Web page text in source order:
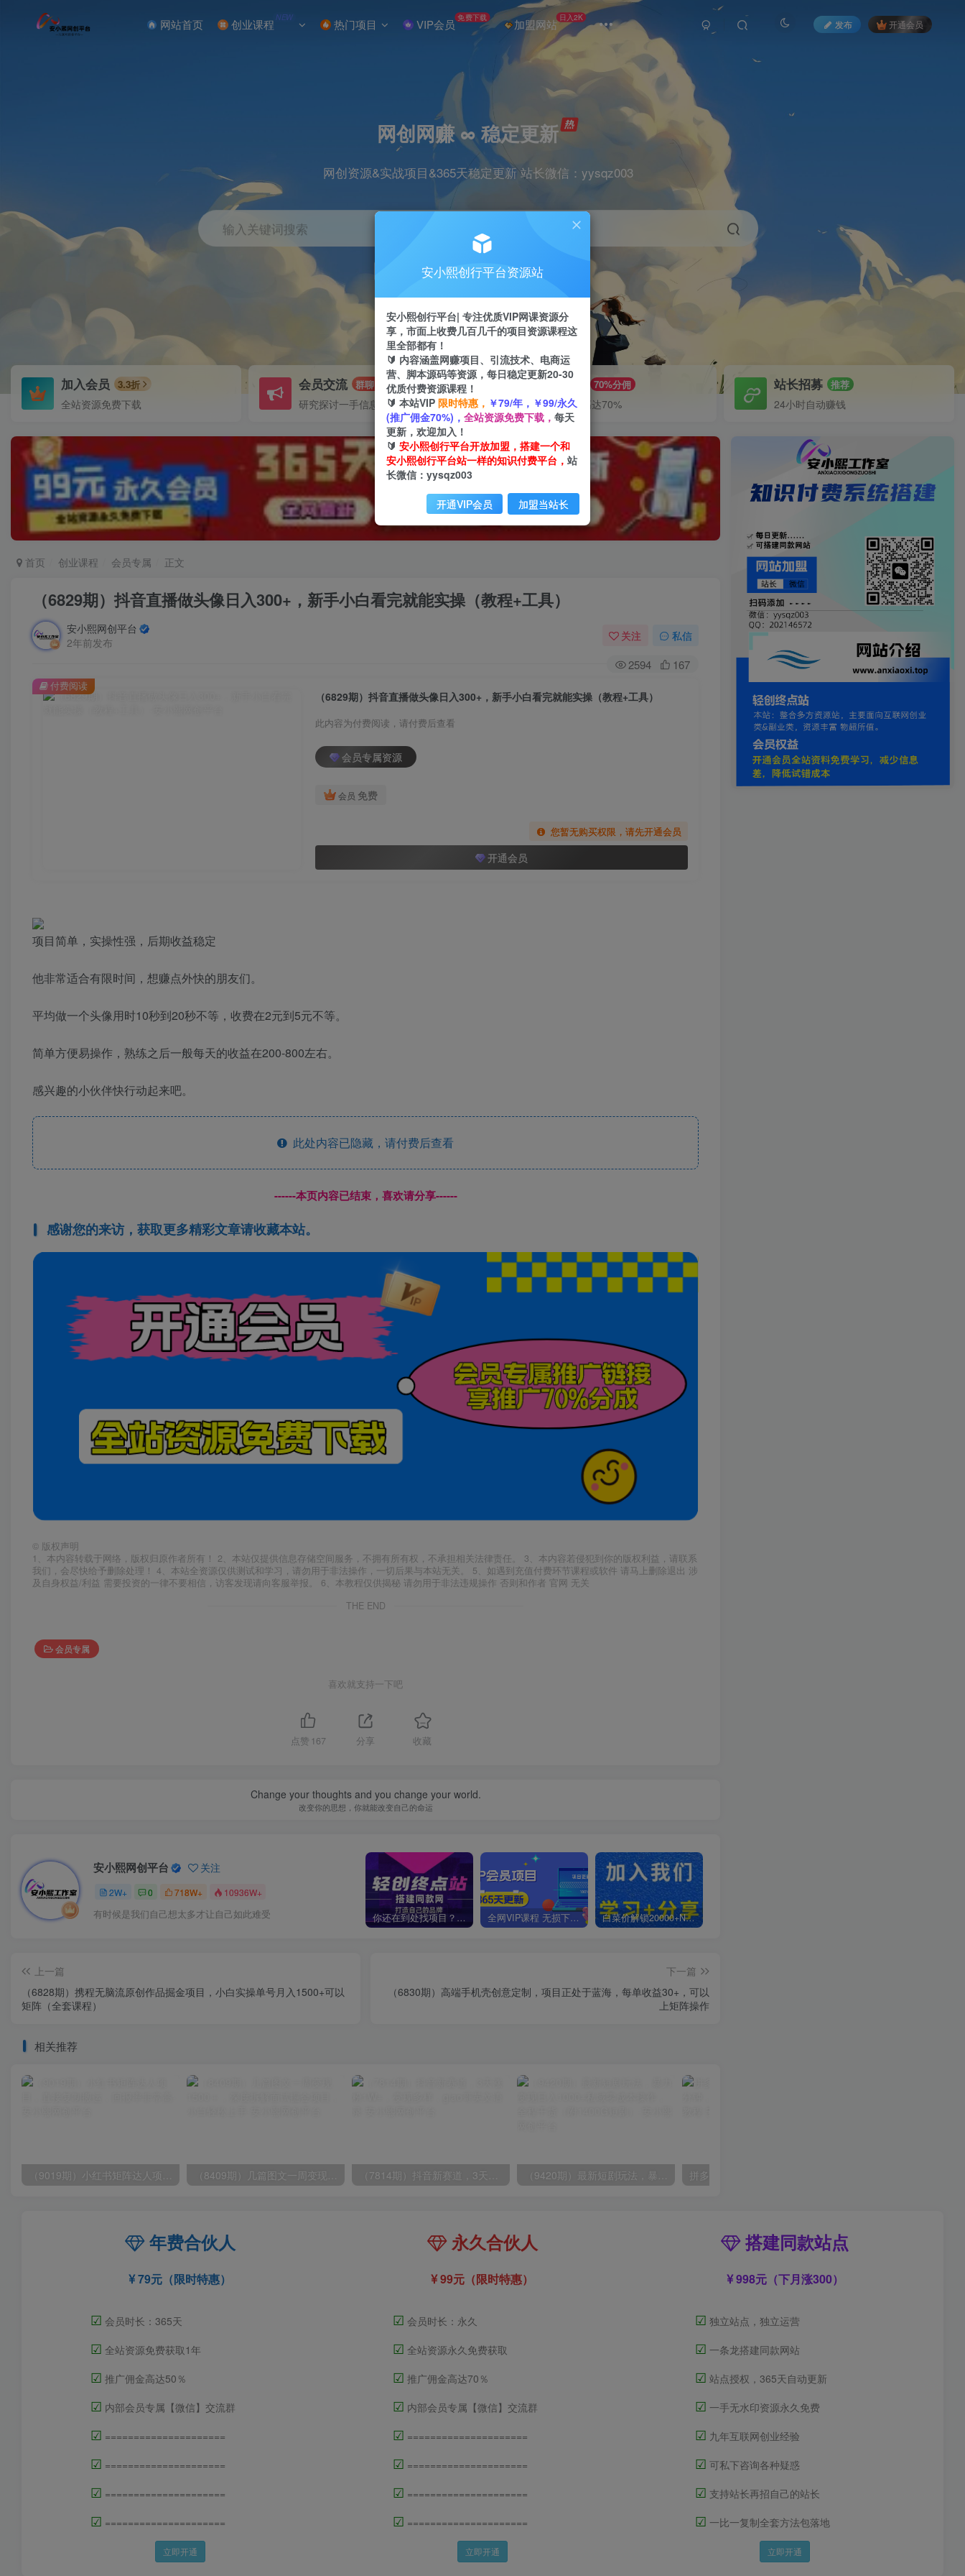
网站首页 创业课程 NEW 热门项目 VIP会员 免费下载 加盟网站 日入2K
发布 开通会员
网创网赚 ∞ 稳定更新
网创资源&实战项目&365天稳定更新 站长微信：yysqz003
输入关键词搜索
抖音 挂机 直播 小红书
加入会员 3.3折
全站资源免费下载
会员交流 群聊
研究探讨一手信息差
推广赚钱 70%分佣
推广返佣高达70%
站长招募 推荐
24小时自动赚钱
首页 创业课程 会员专属 正文
（6829期）抖音直播做头像日入300+，新手小白看完就能实操（教程+工具）
安小熙网创平台
2年前发布
关注 私信
2594 167
（6829期）抖音直播做头像日入300+，新手小白看完就能实操（教程+工具）
此内容为付费阅读，请付费后查看
会员专属资源
会员 免费
您暂无购买权限，请先开通会员
开通会员
付费阅读
项目简单，实操性强，后期收益稳定
他非常适合有限时间，想赚点外快的朋友们。
平均做一个头像用时10秒到20秒不等，收费在2元到5元不等。
简单方便易操作，熟练之后一般每天的收益在200-800左右。
感兴趣的小伙伴快行动起来吧。
此处内容已隐藏，请付费后查看
------本页内容已结束，喜欢请分享------
感谢您的来访，获取更多精彩文章请收藏本站。
© 版权声明
1、本内容转载于网络，版权归原作者所有！ 2、本站仅提供信息存储空间服务，不拥有所有权，不承担相关法律责任。 3、本内容若侵犯到你的版权利益，请联系
我们，会尽快给予删除处理！ 4、本站全资源仅供测试和学习，请勿用于非法操作，一切后果与本站无关。 5、如遇到充值付费环节课程或软件 请马上删除退出 涉
及自身权益/利益 需要投资的一律不要相信，访客发现请向客服举报。 6、本教程仅供揭秘 请勿用于非法违规操作 否则和作者 官网 无关
THE END
会员专属
喜欢就支持一下吧
点赞 167 分享 收藏
Change your thoughts and you change your world.
改变你的思想，你就能改变自己的命运
安小熙网创平台 关注
2W+ 0 718W+ 10936W+
有时候是我们自己想太多才让自己如此难受 你还在到处找项目？还在当韭菜？我靠卖项目一个月收入5万+，曾经我也是个失败者。 全网VIP课程 无损下载~ 白菜价解锁20000+N个赚钱机会，加入小熙网创平台站会员，全站资源免费学习。
上一篇
（6828期）携程无脑流原创作品掘金项目，小白实操单号月入1500+可以
矩阵（全套课程）
下一篇
（6830期）高端手机壳创意定制，项目正处于蓝海，每单收益30+，可以
上矩阵操作
相关推荐
（9019期）小红书矩阵达人项目，直接复制搬运，回报率非常高 （8409期）几篇图文一周变现1500＋，深度拆解面试掘金项目，小白轻松上手 （7814期）抖音新赛道，3天涨粉1W+，变现多样，giao哥英文语录 （9420期）最新短剧玩法，暴力变现日入1000+私域零成本操作，全程干货（附1400G短剧）
年费合伙人
79元（限时特惠）
☑ 会员时长：365天
☑ 全站资源免费获取1年
☑ 推广佣金高达50％
☑ 内部会员专属【微信】交流群
☑ =====================
☑ =====================
☑ =====================
☑ =====================
立即开通
永久合伙人
99元（限时特惠）
☑ 会员时长：永久
☑ 全站资源永久免费获取
☑ 推广佣金高达70％
☑ 内部会员专属【微信】交流群
☑ =====================
☑ =====================
☑ =====================
☑ =====================
立即开通
搭建同款站点
998元（下月涨300）
☑ 独立站点，独立运营
☑ 一条龙搭建同款网站
☑ 站点授权，365天自动更新
☑ 一手无水印资源永久免费
☑ 九年互联网创业经验
☑ 可私下咨询各种疑惑
☑ 支持站长再招自己的站长
☑ 一比一复制全套方法包落地
立即开通
安小熙创行平台资源站
安小熙创行平台| 专注优质VIP网课资源分
享，市面上收费几百几千的项目资源课程这
里全部都有！
🔰 内容涵盖网赚项目、引流技术、电商运
营、脚本源码等资源，每日稳定更新20-30
优质付费资源课程！
🔰 本站VIP 限时特惠， ￥79/年，￥99/永久
(推广佣金70%)， 全站资源免费下载， 每天
更新，欢迎加入！
🔰 安小熙创行平台开放加盟，搭建一个和
安小熙创行平台站一样的知识付费平台， 站
长微信：yysqz003
开通VIP会员 加盟当站长